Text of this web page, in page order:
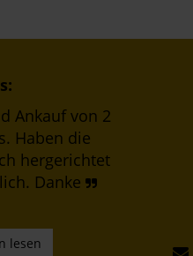
Ankauf von 2
Haben die
hergerichtet
Danke
lesen